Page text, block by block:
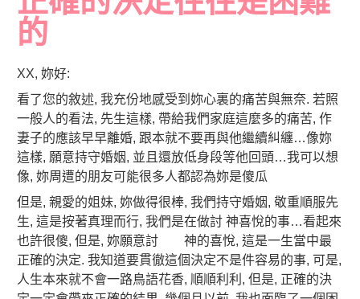
的
XX, 妳好:
看了您的敘述, 我充份地感受到妳心裏的痛苦與無奈. 若照
一般人的看法, 先生這樣, 帶給我們家庭這麼多的痛苦, 作
妻子的應該早早離婚, 跟本就不要再與他繼續糾纏…像妳
這樣, 願意持守婚姻, 並且還放低身段等他回頭…我可以想
像, 妳周遭的朋友可能很多人都認為妳是傻瓜
但是, 親愛的姐妹, 妳做得很棒, 我們持守婚姻, 敬重順服先
生, 這是按著真理而行, 我們是在做討 神喜悅的事…看起來
也許很傻, 但是, 妳願意討 神的喜悅, 這是一生當中最
正確的決定. 我知道要貫徹這個決定不是件容易的事, 可是,
人生本來就不會一路鳥語花香, 順順利利, 但是, 正確的決